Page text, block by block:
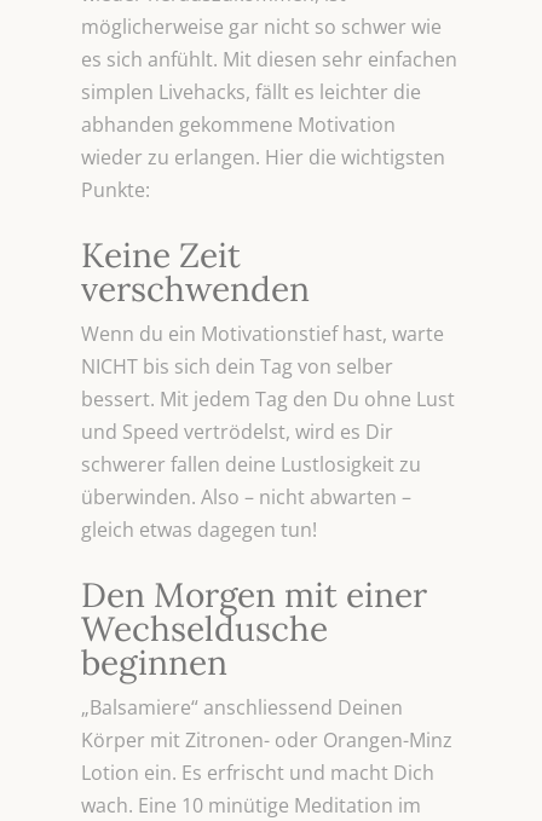
möglicherweise gar nicht so schwer wie
es sich anfühlt. Mit diesen sehr einfachen
simplen Livehacks, fällt es leichter die
abhanden gekommene Motivation
wieder zu erlangen. Hier die wichtigsten
Punkte:
Keine Zeit
verschwenden
Wenn du ein Motivationstief hast, warte
NICHT bis sich dein Tag von selber
bessert. Mit jedem Tag den Du ohne Lust
und Speed vertrödelst, wird es Dir
schwerer fallen deine Lustlosigkeit zu
überwinden. Also – nicht abwarten –
gleich etwas dagegen tun!
Den Morgen mit einer
Wechseldusche
beginnen
„Balsamiere“ anschliessend Deinen
Körper mit Zitronen- oder Orangen-Minz
Lotion ein. Es erfrischt und macht Dich
wach. Eine 10 minütige Meditation im